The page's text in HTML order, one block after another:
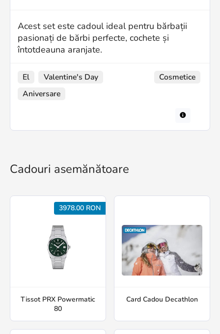
Acest set este cadoul ideal pentru bărbații
pasionați de bărbi perfecte, cochete și
întotdeauna aranjate.
El
Valentine's Day
Aniversare
Cosmetice
Cadouri asemănătoare
3978.00 RON
Tissot PRX Powermatic
80
Card Cadou Decathlon